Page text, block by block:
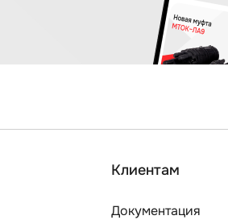
Клиентам
Документация